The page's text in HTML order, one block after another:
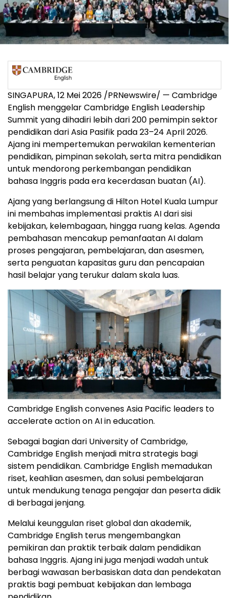
SINGAPURA, 12 Mei 2026 /PRNewswire/ — Cambridge
English menggelar Cambridge English Leadership
Summit yang dihadiri lebih dari 200 pemimpin sektor
pendidikan dari Asia Pasifik pada 23–24 April 2026.
Ajang ini mempertemukan perwakilan kementerian
pendidikan, pimpinan sekolah, serta mitra pendidikan
untuk mendorong perkembangan pendidikan
bahasa Inggris pada era kecerdasan buatan (AI).
Ajang yang berlangsung di Hilton Hotel Kuala Lumpur
ini membahas implementasi praktis AI dari sisi
kebijakan, kelembagaan, hingga ruang kelas. Agenda
pembahasan mencakup pemanfaatan AI dalam
proses pengajaran, pembelajaran, dan asesmen,
serta penguatan kapasitas guru dan pencapaian
hasil belajar yang terukur dalam skala luas.
Cambridge English convenes Asia Pacific leaders to
accelerate action on AI in education.
Sebagai bagian dari University of Cambridge,
Cambridge English menjadi mitra strategis bagi
sistem pendidikan. Cambridge English memadukan
riset, keahlian asesmen, dan solusi pembelajaran
untuk mendukung tenaga pengajar dan peserta didik
di berbagai jenjang.
Melalui keunggulan riset global dan akademik,
Cambridge English terus mengembangkan
pemikiran dan praktik terbaik dalam pendidikan
bahasa Inggris. Ajang ini juga menjadi wadah untuk
berbagi wawasan berbasiskan data dan pendekatan
praktis bagi pembuat kebijakan dan lembaga